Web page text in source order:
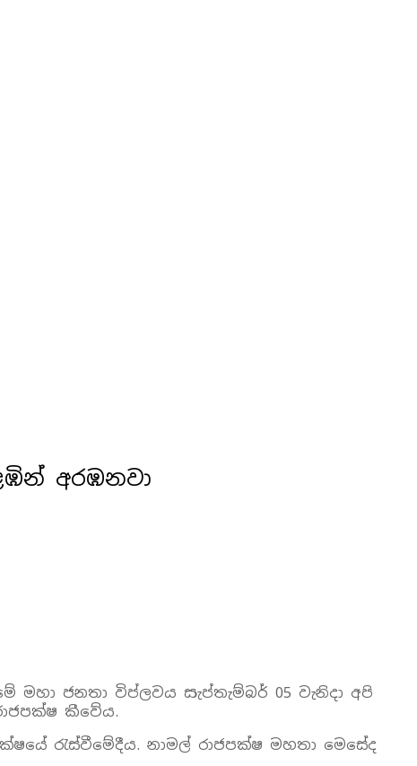
අරඹනවා
ජනතා විප්ලවය සැප්තැම්බර් 05 වැනිදා අපි
කීවේය.
රැස්වීමේදීය. නාමල් රාජපක්ෂ මහතා මෙසේද